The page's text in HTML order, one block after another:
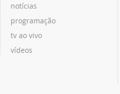
notícias
programação
tv ao vivo
vídeos